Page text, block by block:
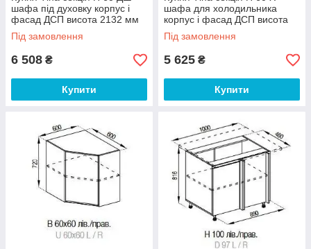
шафа під духовку корпус і
фасад ДСП висота 2132 мм
(Світ Меблів ТМ)
Під замовлення
6 508 ₴
Купити
шафа для холодильника
корпус і фасад ДСП висота
2132 мм (Світ Меблів ТМ)
Під замовлення
5 625 ₴
Купити